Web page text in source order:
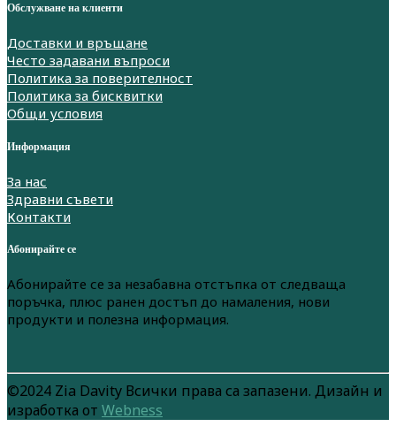
Обслужване на клиенти
Доставки и връщане
Често задавани въпроси
Политика за поверителност
Политика за бисквитки
Общи условия
Информация
За нас
Здравни съвети
Контакти
Абонирайте се
Абонирайте се за незабавна отстъпка от следваща
поръчка, плюс ранен достъп до намаления, нови
продукти и полезна информация.
©2024 Zia Davity Всички права са запазени. Дизайн и
изработка от Webness